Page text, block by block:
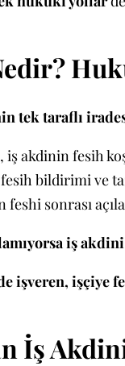
tek taraflı
, iş akdinin fesih
bildirimi ve
feshi sonrası
iş
işveren, işçiye
İş